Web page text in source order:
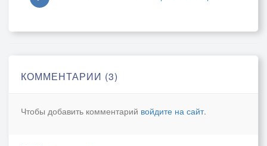
Ты просто,Лёха,отвернись,расслабься и
И как накаркал,вот не вру,что будет обострение.
КОММЕНТАРИИ (3)
Чтобы добавить комментарий войдите на сайт.